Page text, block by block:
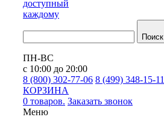
доступный
каждому
Поиск
ПН-ВС
с 10:00 до 20:00
8 (800) 302-77-06 8 (499) 348-15-11
КОРЗИНА
0 товаров. Заказать звонок
Меню